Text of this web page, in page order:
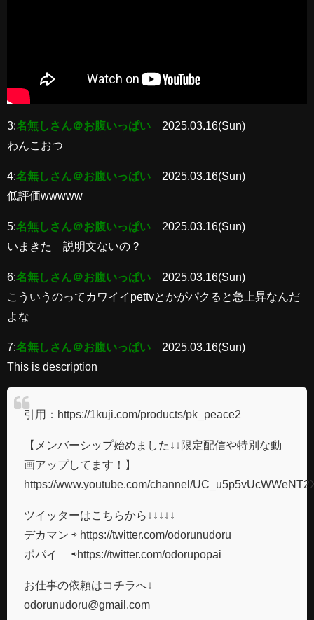
3:名無しさん＠お腹いっぱい
2025.03.16(Sun)
わんこおつ
4:名無しさん＠お腹いっぱい
2025.03.16(Sun)
低評価wwwww
5:名無しさん＠お腹いっぱい
2025.03.16(Sun)
いまきた 説明文ないの？
6:名無しさん＠お腹いっぱい
2025.03.16(Sun)
こういうのってカワイイpettvとかがパクると急上昇なんだ
よな
7:名無しさん＠お腹いっぱい
2025.03.16(Sun)
This is description
引用：https://1kuji.com/products/pk_peace2
【メンバーシップ始めました↓↓限定配信や特別な動
画アップしてます！】
https://www.youtube.com/channel/
ツイッターはこちらから↓↓↓↓↓
デカマン ⇨ https://twitter.com/odorunudoru​​​​​​
ポパイ ⇨https://twitter.com/odorupopai​​​​​​
お仕事の依頼はコチラへ↓
odorunudoru@gmail.com